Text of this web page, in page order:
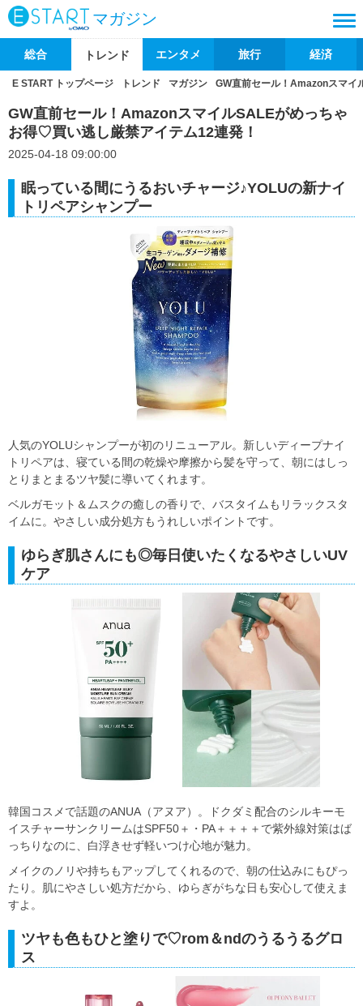
マガジン
総合 トレンド エンタメ 旅行 経済
E START トップページ トレンド マガジン GW直前セール！Amazonスマ
GW直前セール！AmazonスマイルSALEがめっちゃ
お得♡買い逃し厳禁アイテム12連発！
2025-04-18 09:00:00
眠っている間にうるおいチャージ♪YOLUの新ナイ
トリペアシャンプー
人気のYOLUシャンプーが初のリニューアル。新しいディープナイ
トリペアは、寝ている間の乾燥や摩擦から髪を守って、朝にはしっ
とりまとまるツヤ髪に導いてくれます。
ベルガモット＆ムスクの癒しの香りで、バスタイムもリラックスタ
イムに。やさしい成分処方もうれしいポイントです。
ゆらぎ肌さんにも◎毎日使いたくなるやさしいUV
ケア
韓国コスメで話題のANUA（アヌア）。ドクダミ配合のシルキーモ
イスチャーサンクリームはSPF50＋・PA＋＋＋＋で紫外線対策はば
っちりなのに、白浮きせず軽いつけ心地が魅力。
メイクのノリや持ちもアップしてくれるので、朝の仕込みにもぴっ
たり。肌にやさしい処方だから、ゆらぎがちな日も安心して使えま
すよ。
ツヤも色もひと塗りで♡rom＆ndのうるうるグロ
ス